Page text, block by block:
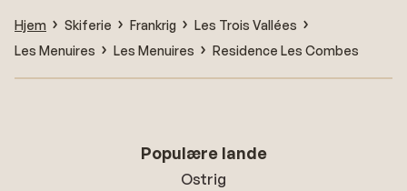
Hjem Skiferie Frankrig
Les Trois Vallées
Les Menuires
Les Menuires Residence Les Combes
Populære lande
Ostrig